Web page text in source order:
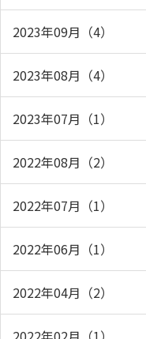
2023年09月（4）
2023年08月（4）
2023年07月（1）
2022年08月（2）
2022年07月（1）
2022年06月（1）
2022年04月（2）